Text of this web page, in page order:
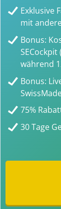
Exklusive
mit
Bonus:
während
Bonus:
75%
30 Tage